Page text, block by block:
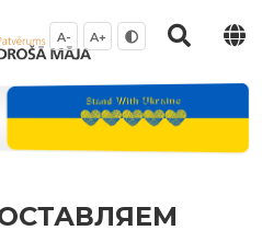
A- A+